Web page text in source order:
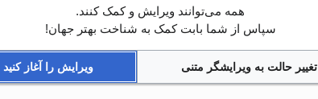
همه می‌توانند ویرایش و کمک کنند.
سپاس از شما بابت کمک به شناخت بهتر جهان!
تغییر حالت به ویرایشگر متنی ویرایش را آغاز کنید